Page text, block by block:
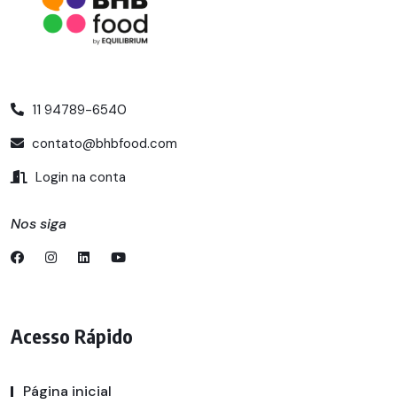
11 94789-6540
contato@bhbfood.com
Login na conta
Nos siga
Acesso Rápido
Página inicial